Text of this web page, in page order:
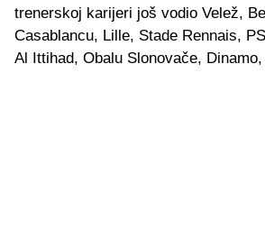
trenerskoj karijeri još vodio Velež,
Casablancu, Lille, Stade Rennais,
Al Ittihad, Obalu Slonovače,